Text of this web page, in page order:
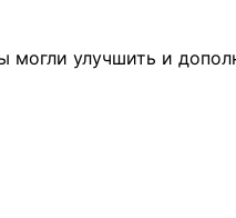
улучшить и